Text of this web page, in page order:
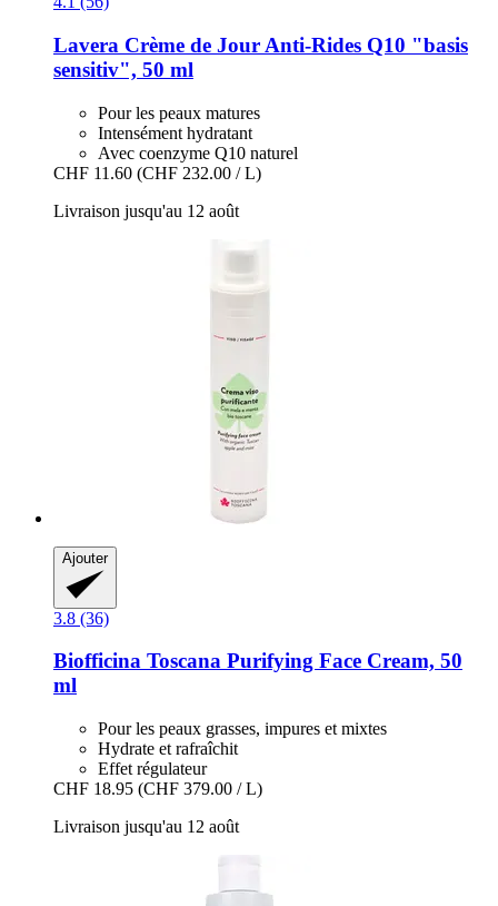
Lavera Crème de Jour Anti-​Rides Q10 "basis
sensitiv", 50 ml
Pour les peaux matures
Intensément hydratant
Avec coenzyme Q10 naturel
CHF 11.60 (CHF 232.00 / L)
Livraison jusqu'au 12 août
Ajouter
3.8 (36)
Biofficina Toscana Purifying Face Cream, 50
ml
Pour les peaux grasses, impures et mixtes
Hydrate et rafraîchit
Effet régulateur
CHF 18.95 (CHF 379.00 / L)
Livraison jusqu'au 12 août